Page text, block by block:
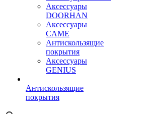
Аксессуары
DOORHAN
Аксессуары
CAME
Антискользящие
покрытия
Аксессуары
GENIUS
Антискользящие
покрытия